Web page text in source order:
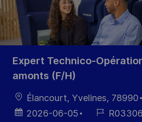
Expert Technico-
amonts (F/H)
LocationÉlancourt, Yvelines, 78990
Posted2026-06-05
Job